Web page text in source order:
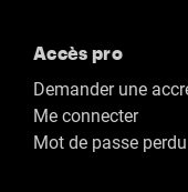
Accès pro
Demander une
Me connecter
Mot de passe perdu